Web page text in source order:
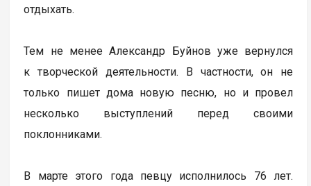
отдыхать.
Тем не менее Александр Буйнов уже вернулся
к творческой деятельности. В частности, он не
только пишет дома новую песню, но и провел
несколько выступлений перед своими
поклонниками.
В марте этого года певцу исполнилось 76 лет.